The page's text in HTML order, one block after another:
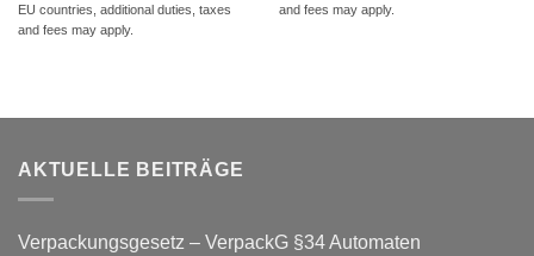
EU countries, additional duties, taxes
and fees may apply.
and fees may apply.
AKTUELLE BEITRÄGE
Verpackungsgesetz – VerpackG §34 Automaten